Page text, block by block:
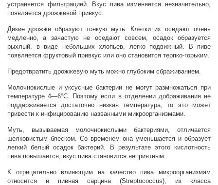
устраняется фильтрацией. Вкус пива изменяется незначительно,
появляется дрожжевой привкус.
Дикие дрожжи образуют тонкую муть. Клетки их оседают очень
медленно, а зачастую не оседают совсем, осадок образуется
рыхлый, в виде небольших хлопьев, легко подвижный. В пиве
появляется фруктовый привкус или оно становится терпко-горьким.
Предотвратить дрожжевую муть можно глубоким сбраживанием.
Молочнокислые и уксусные бактерии не могут размножаться при
температуре 4—6°С. Поэтому если в отделении дображивания не
поддерживается достаточно низкая температура, то это может
привести к инфицированию названными микроорганизмами.
Муть, вызываемая молочнокислыми бактериями, отличается
шелковистым блеском. Со временем она уменьшается и образует
легкий белый осадок бактерий. В результате этого кислотность
пива повышается, вкус пива становится неприятным.
К отрицательно влияющим на качество пива микроорганизмам
относится и пивная сарцина (Streptococcus), из класса